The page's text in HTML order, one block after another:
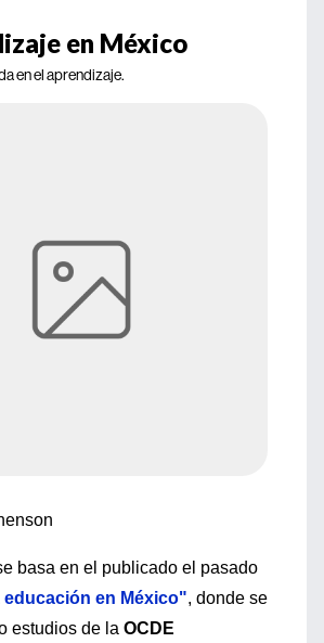
en México
en el aprendizaje.
basa en el publicado el pasado
educación en México", donde se
estudios de la OCDE